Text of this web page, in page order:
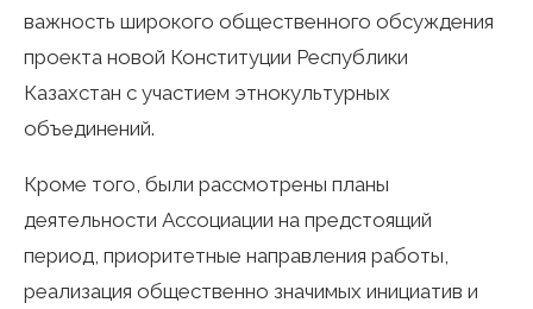
важность широкого общественного обсуждения
проекта новой Конституции Республики
Казахстан с участием этнокультурных
объединений.
Кроме того, были рассмотрены планы
деятельности Ассоциации на предстоящий
период, приоритетные направления работы,
реализация общественно значимых инициатив и